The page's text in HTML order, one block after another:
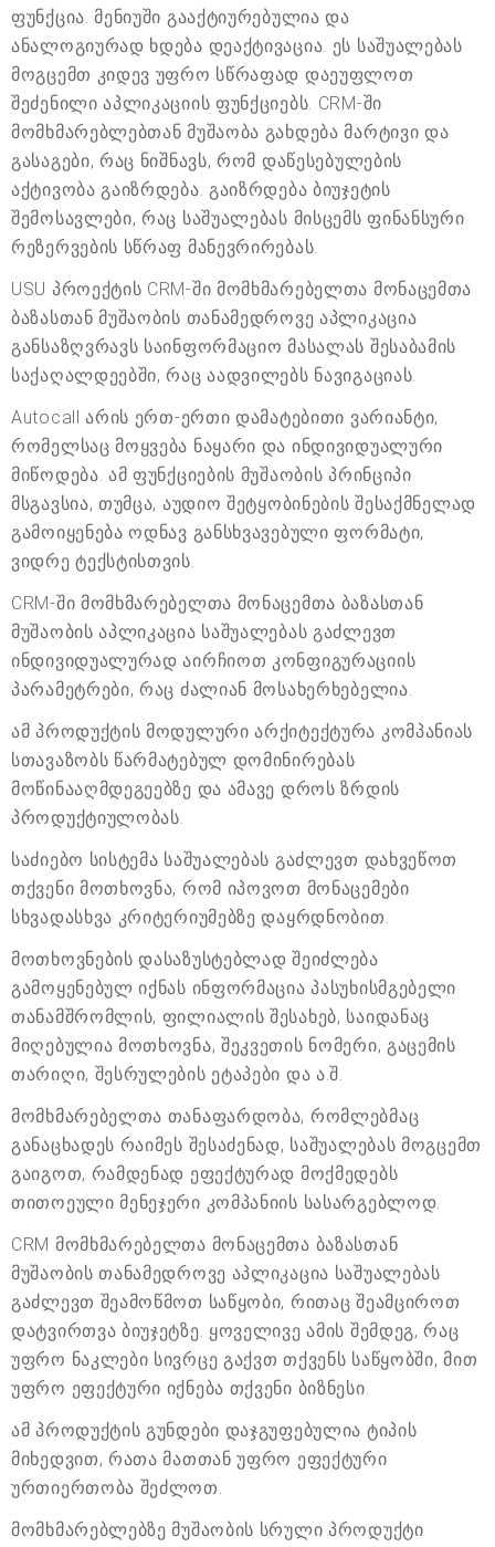
ფუნქცია. მენიუში გააქტიურებულია და
ანალოგიურად ხდება დეაქტივაცია. ეს საშუალებას
მოგცემთ კიდევ უფრო სწრაფად დაეუფლოთ
შეძენილი აპლიკაციის ფუნქციებს. CRM-ში
მომხმარებლებთან მუშაობა გახდება მარტივი და
გასაგები, რაც ნიშნავს, რომ დაწესებულების
აქტივობა გაიზრდება. გაიზრდება ბიუჯეტის
შემოსავლები, რაც საშუალებას მისცემს ფინანსური
რეზერვების სწრაფ მანევრირებას.
USU პროექტის CRM-ში მომხმარებელთა მონაცემთა
ბაზასთან მუშაობის თანამედროვე აპლიკაცია
განსაზღვრავს საინფორმაციო მასალას შესაბამის
საქაღალდეებში, რაც აადვილებს ნავიგაციას.
Autocall არის ერთ-ერთი დამატებითი ვარიანტი,
რომელსაც მოყვება ნაყარი და ინდივიდუალური
მიწოდება. ამ ფუნქციების მუშაობის პრინციპი
მსგავსია, თუმცა, აუდიო შეტყობინების შესაქმნელად
გამოიყენება ოდნავ განსხვავებული ფორმატი,
ვიდრე ტექსტისთვის.
CRM-ში მომხმარებელთა მონაცემთა ბაზასთან
მუშაობის აპლიკაცია საშუალებას გაძლევთ
ინდივიდუალურად აირჩიოთ კონფიგურაციის
პარამეტრები, რაც ძალიან მოსახერხებელია.
ამ პროდუქტის მოდულური არქიტექტურა კომპანიას
სთავაზობს წარმატებულ დომინირებას
მოწინააღმდეგეებზე და ამავე დროს ზრდის
პროდუქტიულობას.
საძიებო სისტემა საშუალებას გაძლევთ დახვეწოთ
თქვენი მოთხოვნა, რომ იპოვოთ მონაცემები
სხვადასხვა კრიტერიუმებზე დაყრდნობით.
მოთხოვნების დასაზუსტებლად შეიძლება
გამოყენებულ იქნას ინფორმაცია პასუხისმგებელი
თანამშრომლის, ფილიალის შესახებ, საიდანაც
მიღებულია მოთხოვნა, შეკვეთის ნომერი, გაცემის
თარიღი, შესრულების ეტაპები და ა.შ.
მომხმარებელთა თანაფარდობა, რომლებმაც
განაცხადეს რაიმეს შესაძენად, საშუალებას მოგცემთ
გაიგოთ, რამდენად ეფექტურად მოქმედებს
თითოეული მენეჯერი კომპანიის სასარგებლოდ.
CRM მომხმარებელთა მონაცემთა ბაზასთან
მუშაობის თანამედროვე აპლიკაცია საშუალებას
გაძლევთ შეამოწმოთ საწყობი, რითაც შეამციროთ
დატვირთვა ბიუჯეტზე. ყოველივე ამის შემდეგ, რაც
უფრო ნაკლები სივრცე გაქვთ თქვენს საწყობში, მით
უფრო ეფექტური იქნება თქვენი ბიზნესი.
ამ პროდუქტის გუნდები დაჯგუფებულია ტიპის
მიხედვით, რათა მათთან უფრო ეფექტური
ურთიერთობა შეძლოთ.
მომხმარებლებზე მუშაობის სრული პროდუქტი